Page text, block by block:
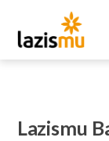
Lazismu